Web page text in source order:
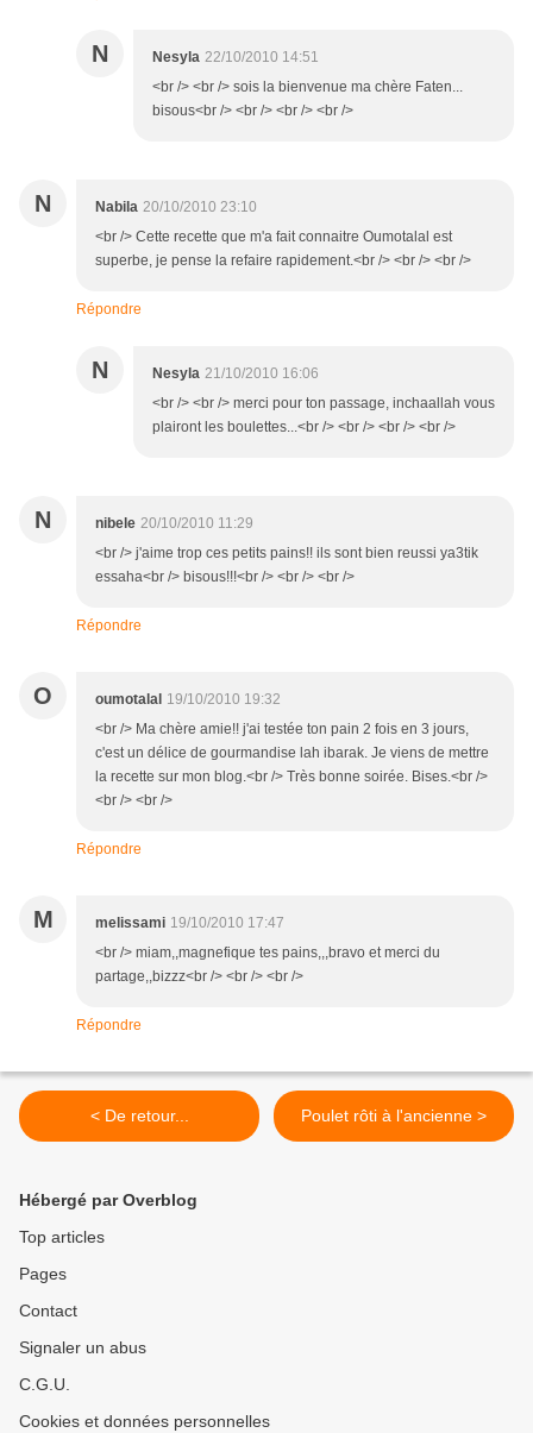
N Nesyla 22/10/2010 14:51
<br /> <br /> sois la bienvenue ma chère Faten...
bisous<br /> <br /> <br /> <br />
N Nabila 20/10/2010 23:10
<br /> Cette recette que m'a fait connaitre Oumotalal est
superbe, je pense la refaire rapidement.<br /> <br /> <br />
Répondre
N Nesyla 21/10/2010 16:06
<br /> <br /> merci pour ton passage, inchaallah vous
plairont les boulettes...<br /> <br /> <br /> <br />
N nibele 20/10/2010 11:29
<br /> j'aime trop ces petits pains!! ils sont bien reussi ya3tik
essaha<br /> bisous!!!<br /> <br /> <br />
Répondre
O oumotalal 19/10/2010 19:32
<br /> Ma chère amie!! j'ai testée ton pain 2 fois en 3 jours,
c'est un délice de gourmandise lah ibarak. Je viens de mettre
la recette sur mon blog.<br /> Très bonne soirée. Bises.<br />
<br /> <br />
Répondre
M melissami 19/10/2010 17:47
<br /> miam,,magnefique tes pains,,,bravo et merci du
partage,,bizzz<br /> <br /> <br />
Répondre
< De retour... Poulet rôti à l'ancienne >
Hébergé par Overblog
Top articles
Pages
Contact
Signaler un abus
C.G.U.
Cookies et données personnelles